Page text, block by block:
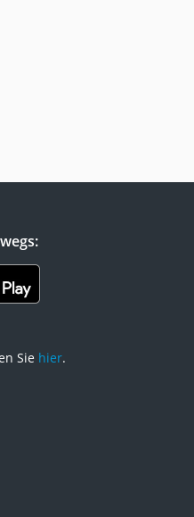
Sie hier.